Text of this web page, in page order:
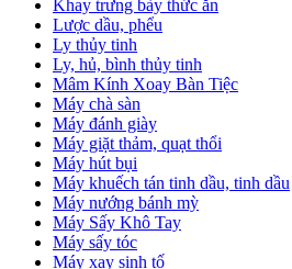
Khay trưng bày thức ăn
Lược dầu, phểu
Ly thủy tinh
Ly, hủ, bình thủy tinh
Mâm Kính Xoay Bàn Tiệc
Máy chà sàn
Máy đánh giày
Máy giặt thảm, quạt thổi
Máy hút bụi
Máy khuếch tán tinh dầu, tinh dầu
Máy nướng bánh mỳ
Máy Sấy Khô Tay
Máy sấy tóc
Máy xay sinh tố